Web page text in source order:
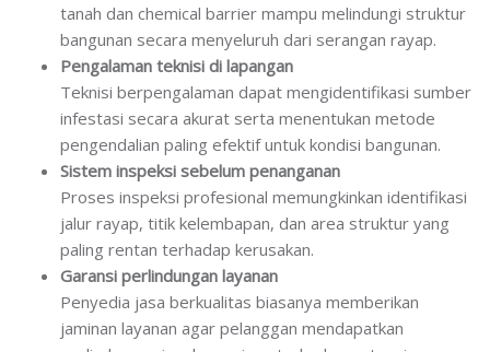
tanah dan chemical barrier mampu melindungi struktur
bangunan secara menyeluruh dari serangan rayap.
Pengalaman teknisi di lapangan
Teknisi berpengalaman dapat mengidentifikasi sumber
infestasi secara akurat serta menentukan metode
pengendalian paling efektif untuk kondisi bangunan.
Sistem inspeksi sebelum penanganan
Proses inspeksi profesional memungkinkan identifikasi
jalur rayap, titik kelembapan, dan area struktur yang
paling rentan terhadap kerusakan.
Garansi perlindungan layanan
Penyedia jasa berkualitas biasanya memberikan
jaminan layanan agar pelanggan mendapatkan